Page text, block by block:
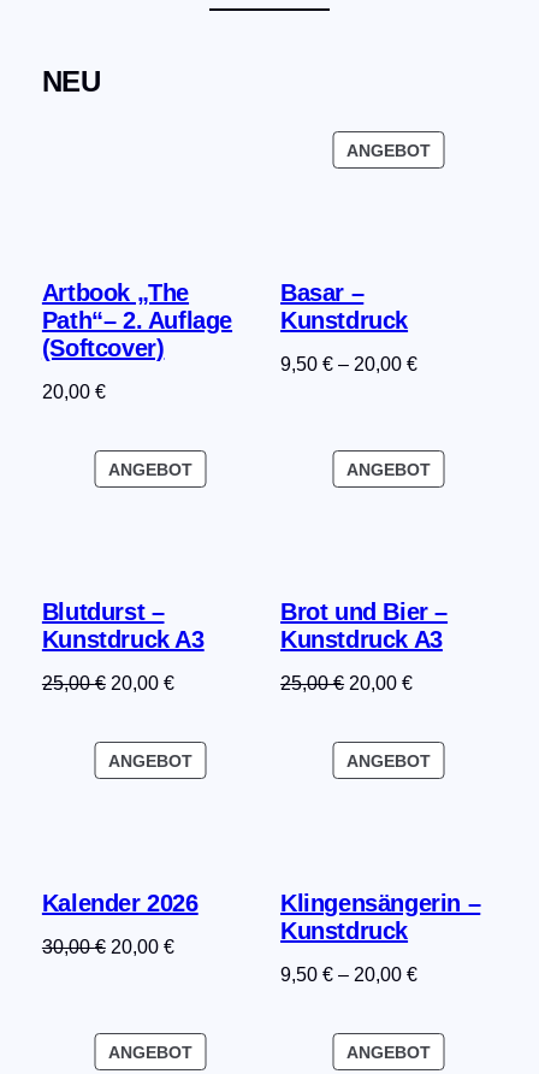
NEU
Artbook „The
Path“– 2. Auflage
(Softcover)
20,00 €
ANGEBOTPRODUKT
Basar –
Kunstdruck
9,50€ – 20,00€
ANGEBOTPRODUKT
Blutdurst –
Kunstdruck A3
25,00€ Ursprünglicher
war:
25,00 €
20,00 €Aktueller
ist:
20,00 €.
ANGEBOTPRODUKT
Brot und Bier –
Kunstdruck A3
25,00€ Ursprünglicher
war:
25,00 €
20,00€Aktueller
ist:
20,00 €.
ANGEBOTPRODUKT
Kalender 2026
30,00€ Ursprünglicher
30,00 €
20,00 €Aktueller
20,00 €.
ANGEBOTPRODUKT
Klingensängerin –
Kunstdruck
9,50€ – 20,00€
ANGEBOTPRODUKT
ANGEBOTPRODUKT